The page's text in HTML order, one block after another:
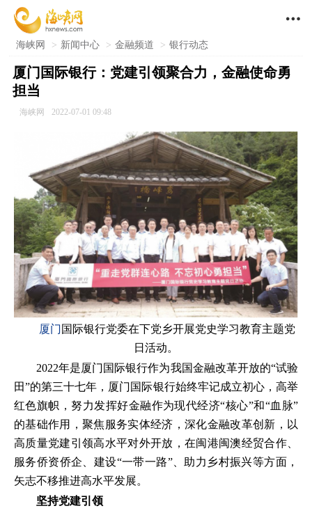

海峡网 > 新闻中心 > 金融频道 > 银行动态
厦门国际银行：党建引领聚合力，金融使命勇
担当
海峡网 2022-07-01 09:48
厦门 国际银行党委在下党乡开展党史学习教育主题党
日活动。
2022年是厦门国际银行作为我国金融改革开放的“试验
田”的第三十七年，厦门国际银行始终牢记成立初心，高举
红色旗帜，努力发挥好金融作为现代经济“核心”和“血脉”
的基础作用，聚焦服务实体经济，深化金融改革创新，以
高质量党建引领高水平对外开放，在闽港闽澳经贸合作、
服务侨资侨企、建设“一带一路”、助力乡村振兴等方面，
矢志不移推进高水平发展。
坚持党建引领